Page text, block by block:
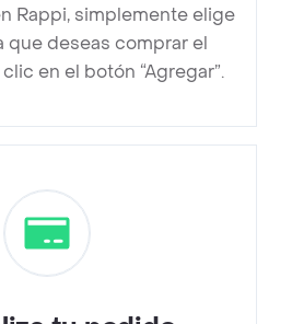
Rappi, simplemente elige
que deseas comprar el
en el botón “Agregar”.